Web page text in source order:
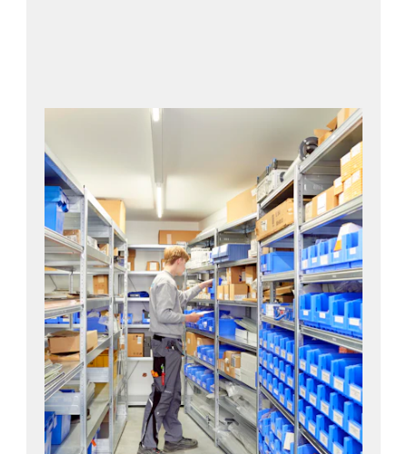
Video ansehen